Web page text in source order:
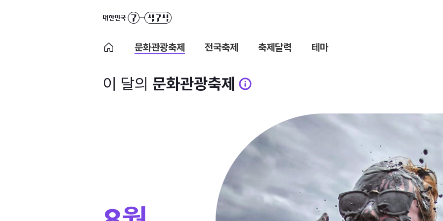
문화관광축제 전국축제 축제달력 테마
이 달의 문화관광축제